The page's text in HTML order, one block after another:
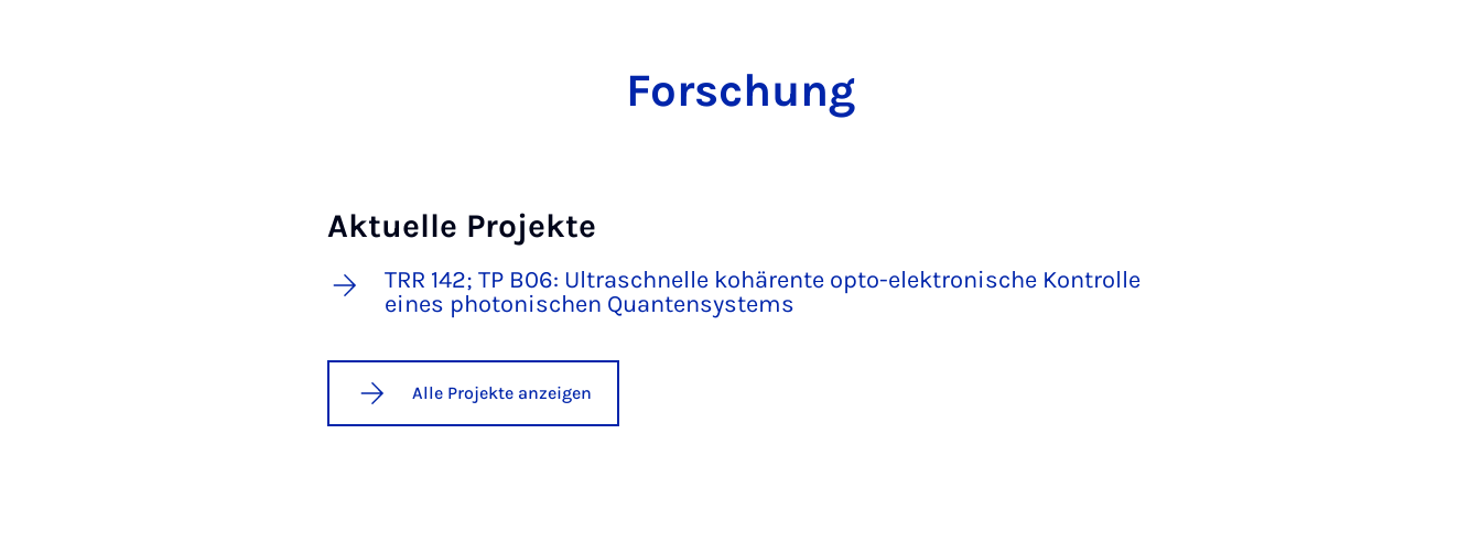
Forschung
Aktuelle Projekte
TRR 142; TP B06: Ultraschnelle kohärente opto-elektronische Kontrolle
eines photonischen Quantensystems
Alle Projekte anzeigen